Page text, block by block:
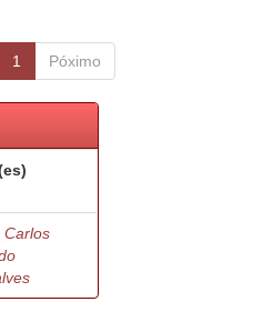
1 Póximo
Carlos